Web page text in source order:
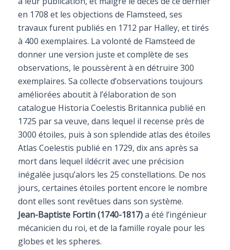
en 1708 et les objections de Flamsteed, ses
travaux furent publiés en 1712 par Halley, et tirés
à 400 exemplaires. La volonté de Flamsteed de
donner une version juste et complète de ses
observations, le poussèrent à en détruire 300
exemplaires. Sa collecte d’observations toujours
améliorées aboutit à l’élaboration de son
catalogue Historia Coelestis Britannica publié en
1725 par sa veuve, dans lequel il recense près de
3000 étoiles, puis à son splendide atlas des étoiles
Atlas Coelestis publié en 1729, dix ans après sa
mort dans lequel ildécrit avec une précision
inégalée jusqu’alors les 25 constellations. De nos
jours, certaines étoiles portent encore le nombre
dont elles sont revêtues dans son système.
Jean-Baptiste Fortin (1740-1817)a été l’ingénieur
mécanicien du roi, et de la famille royale pour les
globes et les spheres.